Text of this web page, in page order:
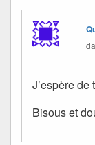
J’espère de
Bisous et